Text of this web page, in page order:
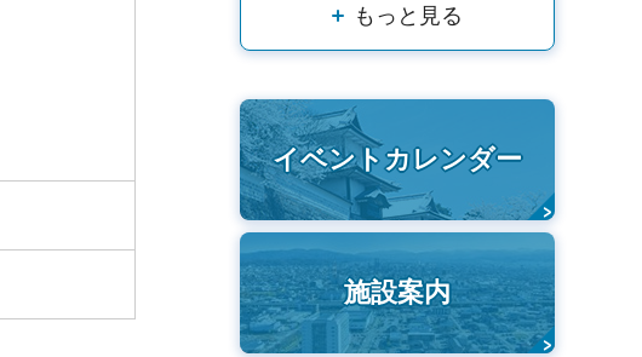
もっと見る
イベントカレンダー
施設案内